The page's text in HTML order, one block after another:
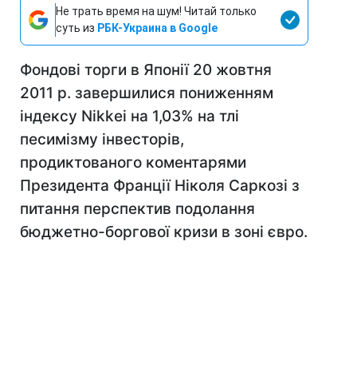
Не трать время на шум! Читай только
суть из РБК-Украина в Google
Фондові торги в Японії 20 жовтня
2011 р. завершилися пониженням
індексу Nikkei на 1,03% на тлі
песимізму інвесторів,
продиктованого коментарями
Президента Франції Ніколя Саркозі з
питання перспектив подолання
бюджетно-боргової кризи в зоні євро.